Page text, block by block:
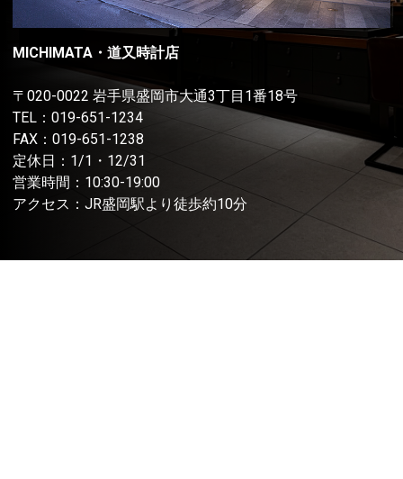
MICHIMATA・道又時計店
〒020-0022 岩手県盛岡市大通3丁目1番18号
TEL： 019-651-1234
FAX：019-651-1238
定休日：1/1・12/31
営業時間：10:30-19:00
アクセス：JR盛岡駅より徒歩約10分